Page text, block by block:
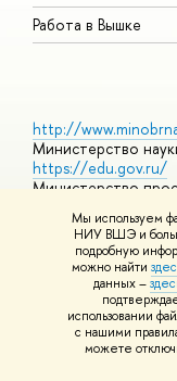
Мы используем
НИУ ВШЭ и
подробную
можно найти
данных –
использовании
с нашими
можете
Работа в Вышке
http://
Министерство
https://edu.gov.ru/
Министерство
Массовые
© НИУ ВШЭ
использования
Шрифты HSE Sans и